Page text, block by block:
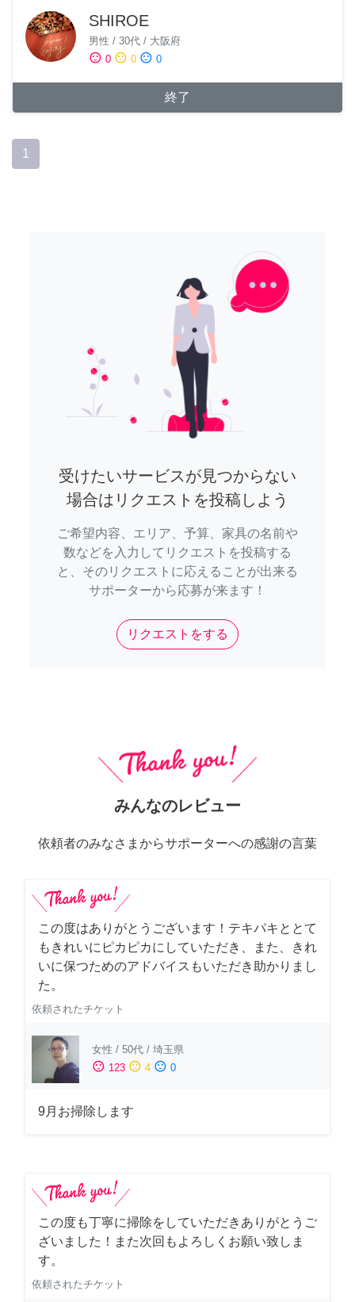
SHIROE
男性 / 30代 / 大阪府
sentiment_satisfied 0 sentiment_neutral 0 sentiment_dissatisfied 0
終了
1
受けたいサービスが見つからない
場合はリクエストを投稿しよう
ご希望内容、エリア、予算、家具の名前や
数などを入力してリクエストを投稿する
と、そのリクエストに応えることが出来る
サポーターから応募が来ます！
リクエストをする
みんなのレビュー
依頼者のみなさまからサポーターへの感謝の言葉
この度はありがとうございます！テキパキととて
もきれいにピカピカにしていただき、また、きれ
いに保つためのアドバイスもいただき助かりまし
た。
依頼されたチケット
女性 / 50代 / 埼玉県
sentiment_satisfied 123 sentiment_neutral 4 sentiment_dissatisfied 0
9月お掃除します
この度も丁寧に掃除をしていただきありがとうご
ざいました！また次回もよろしくお願い致しま
す。
依頼されたチケット